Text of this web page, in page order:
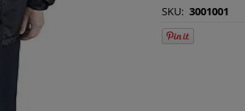
SKU: 3001001